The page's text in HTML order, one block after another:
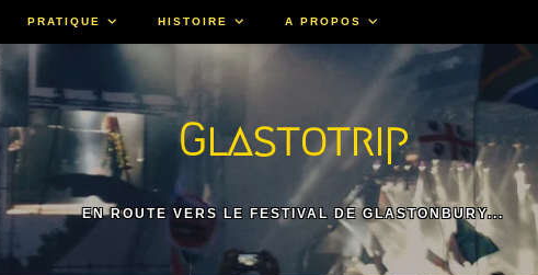
PRATIQUE HISTOIRE A PROPOS
Glastotrip
EN ROUTE VERS LE FESTIVAL DE GLASTONBURY...